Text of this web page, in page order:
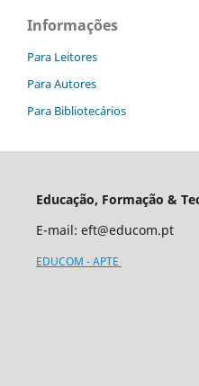
Informações
Para Leitores
Para Autores
Para Bibliotecários
Educação, Formação &
E-mail: eft@educom.pt
EDUCOM - APTE